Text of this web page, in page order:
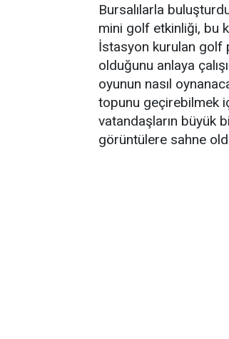
Bursalılarla
mini golf etkinliği, bu
İstasyon kurulan golf
olduğunu anlaya
oyunun nasıl
topunu geçirebilmek
vatandaşların büyük
görüntülere sahne